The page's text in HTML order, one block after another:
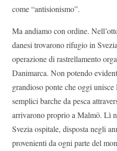
come “antisionismo”.
Ma andiamo con ordine.
danesi trovarono rifugio in
operazione di rastrellamento
Danimarca. Non potendo
grandioso ponte che oggi
semplici barche da pesca
arrivarono proprio a Malmö. Lì
Svezia ospitale, disposta negli
provenienti da ogni parte del